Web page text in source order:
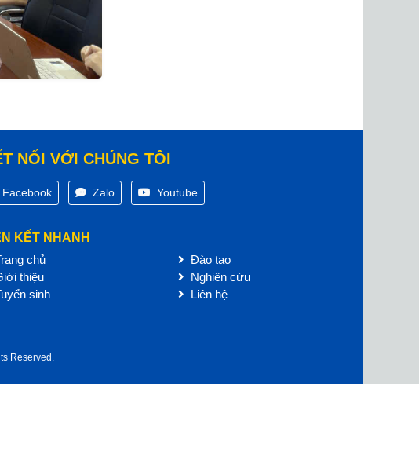
NỐI VỚI CHÚNG TÔI
Facebook Zalo Youtube
KẾT NHANH
chủ
thiệu
sinh
Đào tạo
Nghiên cứu
Liên hệ
Reserved.